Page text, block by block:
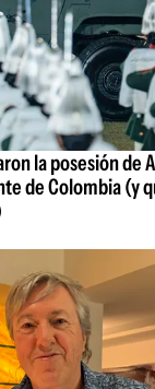
la posesión de
de Colombia (y